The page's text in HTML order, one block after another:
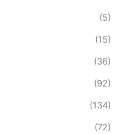
(5)
(15)
(36)
(92)
(134)
(72)